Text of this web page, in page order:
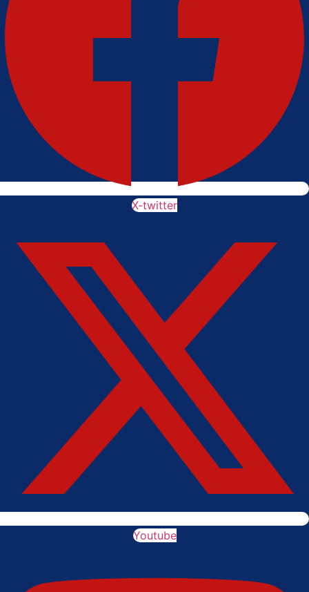
X-twitter
Youtube